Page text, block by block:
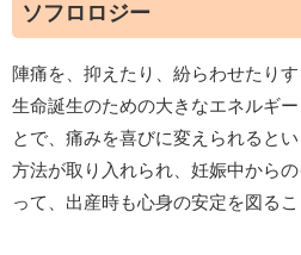
ソフロロジー
陣痛を、抑えたり、紛らわせたり
生命誕生のための大きなエネルギ
とで、痛みを喜びに変えられると
方法が取り入れられ、妊娠中から
って、出産時も心身の安定を図るこ